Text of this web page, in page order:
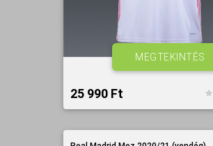
25 990 Ft‎
MEGTEKINTÉS